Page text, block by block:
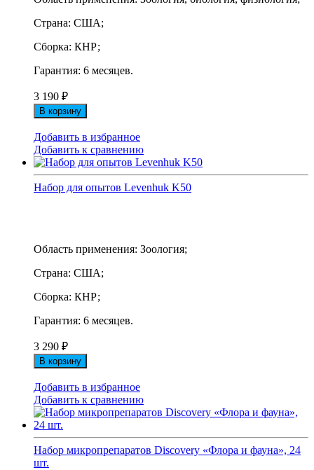
Страна: США;
Сборка: КНР;
Гарантия: 6 месяцев.
3 190 ₽
В корзину
Добавить в избранное
Добавить к сравнению
Набор для опытов Levenhuk K50
Область применения: Зоология;
Страна: США;
Сборка: КНР;
Гарантия: 6 месяцев.
3 290 ₽
В корзину
Добавить в избранное
Добавить к сравнению
Набор микропрепаратов Discovery «Флора и фауна», 24
шт.